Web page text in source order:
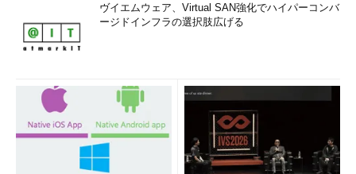
ヴイエムウェア、Virtual SAN強化でハイパーコンバ
ージドインフラの選択肢広げる